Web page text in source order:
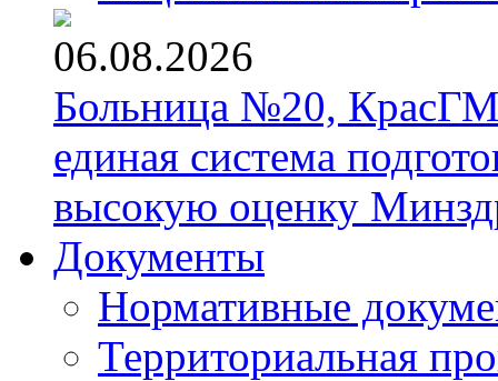
06.08.2026
Больница №20,
единая система
высокую оценку
Документы
Нормативные
Территориальная